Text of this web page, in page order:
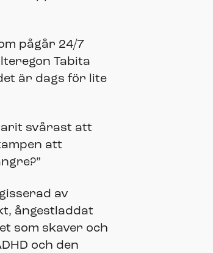
pågår 24/7
Tabita
är dags för lite
svårast att
att
av
ångestladdat
som skaver och
och den